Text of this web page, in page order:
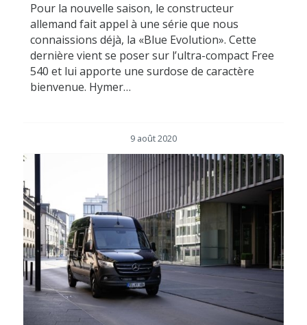
Pour la nouvelle saison, le constructeur
allemand fait appel à une série que nous
connaissions déjà, la «Blue Evolution». Cette
dernière vient se poser sur l’ultra-compact Free
540 et lui apporte une surdose de caractère
bienvenue. Hymer…
9 août 2020